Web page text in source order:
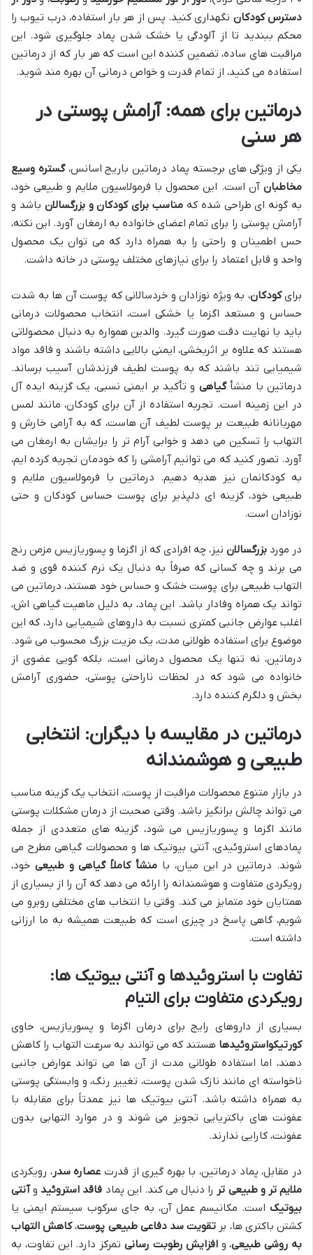
دسترس کودکان نگهداری کنید. پس از هر بار استفاده، درب تیوب را
محکم ببندید تا از آلودگی یا خشک شدن پماد جلوگیری شود. این
مراقبت های ساده، تضمین کننده این است که هر بار که از درماتین
استفاده می کنید، از تمام قدرت و خواص درمانی آن بهره مند شوید.
درماتین برای همه: آرامش پوستی در
هر سنی
یکی از ویژگی های برجسته پماد درماتین باریج اسانس،گستره وسیع
مخاطبان آن است. این محصول با فرمولاسیون ملایم و طبیعی خود،
به گونه ای طراحی شده که مناسب برای کودکان و بزرگسالان باشد و
آرامش پوستی را برای تمام اعضای خانواده به ارمغان آورد. این نکته،
حس اطمینان و راحتی را به همراه دارد که می توان یک محصول
واحد و قابل اعتماد را برای نیازهای مختلف پوستی در خانه داشت.
برایکودکان، به ویژه نوزادان و خردسالانی که پوست آن ها به شدت
حساس و مستعد اگزما یا خشکی است، انتخاب محصولات درمانی
باید با نهایت دقت صورت گیرد. والدین همواره به دنبال محصولاتی
هستند که علاوه بر اثربخشی، ایمنی بالایی داشته باشند و فاقد مواد
شیمیایی تند باشند که به پوست لطیف فرزندشان آسیب برساند.
درماتین با منشأگیاهی و تأکید بر ایمنی نسبی، یک گزینه ایده آل
در این زمینه است. تجربه استفاده از آن برای کودکان، مانند لمس
مهربانانه طبیعت بر پوست لطیف آن هاست، که به آرامی خارش و
التهاب را تسکین می دهد و خوابی آرام تر را برایشان به ارمغان می
آورد. تصور کنید که می توانیم آرامشی را که خودمان تجربه کرده ایم،
به کودکانمان نیز هدیه دهیم. درماتین با فرمولاسیون ملایم و
طبیعی خود، گزینه ای دلپذیر برای پوست حساس کودکان و حتی
نوزادان است.
در مورد بزرگسالان نیز، چه افرادی که از اگزما و پسوریازیس مزمن رنج
می برند و چه کسانی که صرفاً به دنبال یک نرم کننده قوی و ضد
التهاب طبیعی برای پوست خشک و حساس خود هستند، درماتین می
تواند یک همراه وفادار باشد. این پماد، به دلیل ماهیت گیاهی اش،
اغلب عوارض جانبی کمتری نسبت به داروهای شیمیایی دارد، که این
موضوع برای استفاده طولانی مدت، یک مزیت بزرگ محسوب می شود.
درماتین، نه تنها یک محصول درمانی است، بلکه گویی عضوی از
خانواده می شود که در لحظات ناراحتی پوستی، حضوری آرامش
بخش و دلگرم کننده دارد.
درماتین در مقایسه با دیگران: انتخابی
طبیعی و هوشمندانه
در بازار متنوع محصولات مراقبت از پوست، انتخاب یک گزینه مناسب
می تواند چالش برانگیز باشد. وقتی صحبت از درمان مشکلات پوستی
مانند اگزما و پسوریازیس می شود، گزینه های متعددی از جمله
پمادهای استروئیدی، آنتی بیوتیک ها و محصولات گیاهی مطرح می
شوند. درماتین در این میان، با منشأ کاملاً گیاهی و طبیعی خود،
رویکردی متفاوت و هوشمندانه را ارائه می دهد که آن را از بسیاری از
همتایان خود متمایز می کند. وقتی با انتخاب های مختلفی روبرو می
شویم، گاهی پاسخ در چیزی است که طبیعت همیشه به ما ارزانی
داشته است.
تفاوت با استروئیدها و آنتی بیوتیک ها:
رویکردی متفاوت برای التیام
بسیاری از داروهای رایج برای درمان اگزما و پسوریازیس، حاوی
کورتیکواستروئیدها هستند که می توانند به سرعت التهاب را کاهش
دهند، اما استفاده طولانی مدت از آن ها می تواند عوارض جانبی
ناخواسته ای مانند نازک شدن پوست، تغییر رنگ، و وابستگی پوستی
به همراه داشته باشد. آنتی بیوتیک ها نیز عمدتاً برای مقابله با
عفونت های باکتریایی تجویز می شوند و در موارد التهابی بدون
عفونت، کارایی ندارند.
در مقابل، پماد درماتین، با بهره گیری از قدرت عصاره سدر، رویکردی
ملایم تر و طبیعی تر را دنبال می کند. این پماد فاقد استروئیدوآنتی
بیوتیک است. مکانیسم عمل آن، به جای سرکوب سیستم ایمنی یا
کشتن باکتری ها، بر تقویت سد دفاعی طبیعی پوست،کاهش التهاب
به روشی طبیعی، وافزایش رطوبت رسانیتمرکز دارد. این تفاوت، به